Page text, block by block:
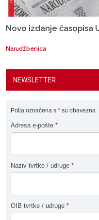
Novo izdanje časopisa
Narudžbenica
NEWSLETTER
Polja označena s * su obavezna
Adresa e-pošte *
Naziv tvrtke / udruge *
OIB tvrtke / udruge *